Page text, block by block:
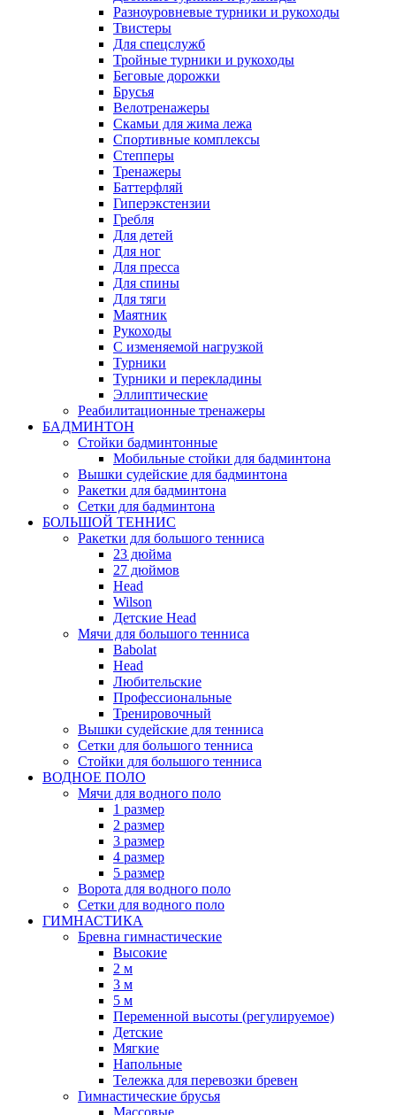
Разноуровневые турники и рукоходы
Твистеры
Для спецслужб
Тройные турники и рукоходы
Беговые дорожки
Брусья
Велотренажеры
Скамьи для жима лежа
Спортивные комплексы
Степперы
Тренажеры
Баттерфляй
Гиперэкстензии
Гребля
Для детей
Для ног
Для пресса
Для спины
Для тяги
Маятник
Рукоходы
С изменяемой нагрузкой
Турники
Турники и перекладины
Эллиптические
Реабилитационные тренажеры
БАДМИНТОН
Стойки бадминтонные
Мобильные стойки для бадминтона
Вышки судейские для бадминтона
Ракетки для бадминтона
Сетки для бадминтона
БОЛЬШОЙ ТЕННИС
Ракетки для большого тенниса
23 дюйма
27 дюймов
Head
Wilson
Детские Head
Мячи для большого тенниса
Babolat
Head
Любительские
Профессиональные
Тренировочный
Вышки судейские для тенниса
Сетки для большого тенниса
Стойки для большого тенниса
ВОДНОЕ ПОЛО
Мячи для водного поло
1 размер
2 размер
3 размер
4 размер
5 размер
Ворота для водного поло
Сетки для водного поло
ГИМНАСТИКА
Бревна гимнастические
Высокие
2 м
3 м
5 м
Переменной высоты (регулируемое)
Детские
Мягкие
Напольные
Тележка для перевозки бревен
Гимнастические брусья
Массовые